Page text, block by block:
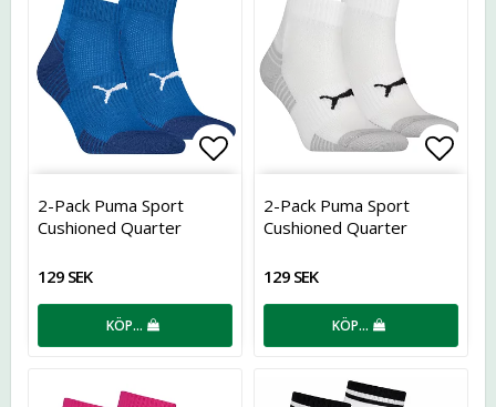
Lägg till i favoritlistan
2-Pack Puma Sport
Cushioned Quarter
129 SEK
KÖP…
2-Pack Puma Sport
Cushioned Quarter
129 SEK
KÖP…